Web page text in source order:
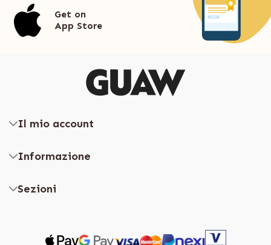
Get on
App Store
Il mio account
Informazione
Sezioni